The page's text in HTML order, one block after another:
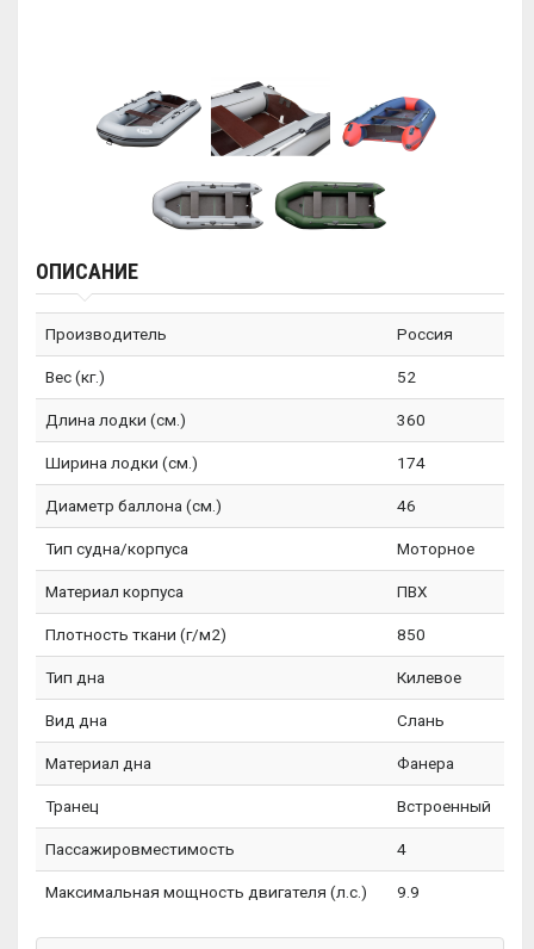
ОПИСАНИЕ
Производитель Россия
Вес (кг.) 52
Длина лодки (см.) 360
Ширина лодки (см.) 174
Диаметр баллона (см.) 46
Тип судна/корпуса Моторное
Материал корпуса ПВХ
Плотность ткани (г/м2) 850
Тип дна Килевое
Вид дна Слань
Материал дна Фанера
Транец Встроенный
Пассажировместимость 4
Максимальная мощность двигателя (л.с.) 9.9